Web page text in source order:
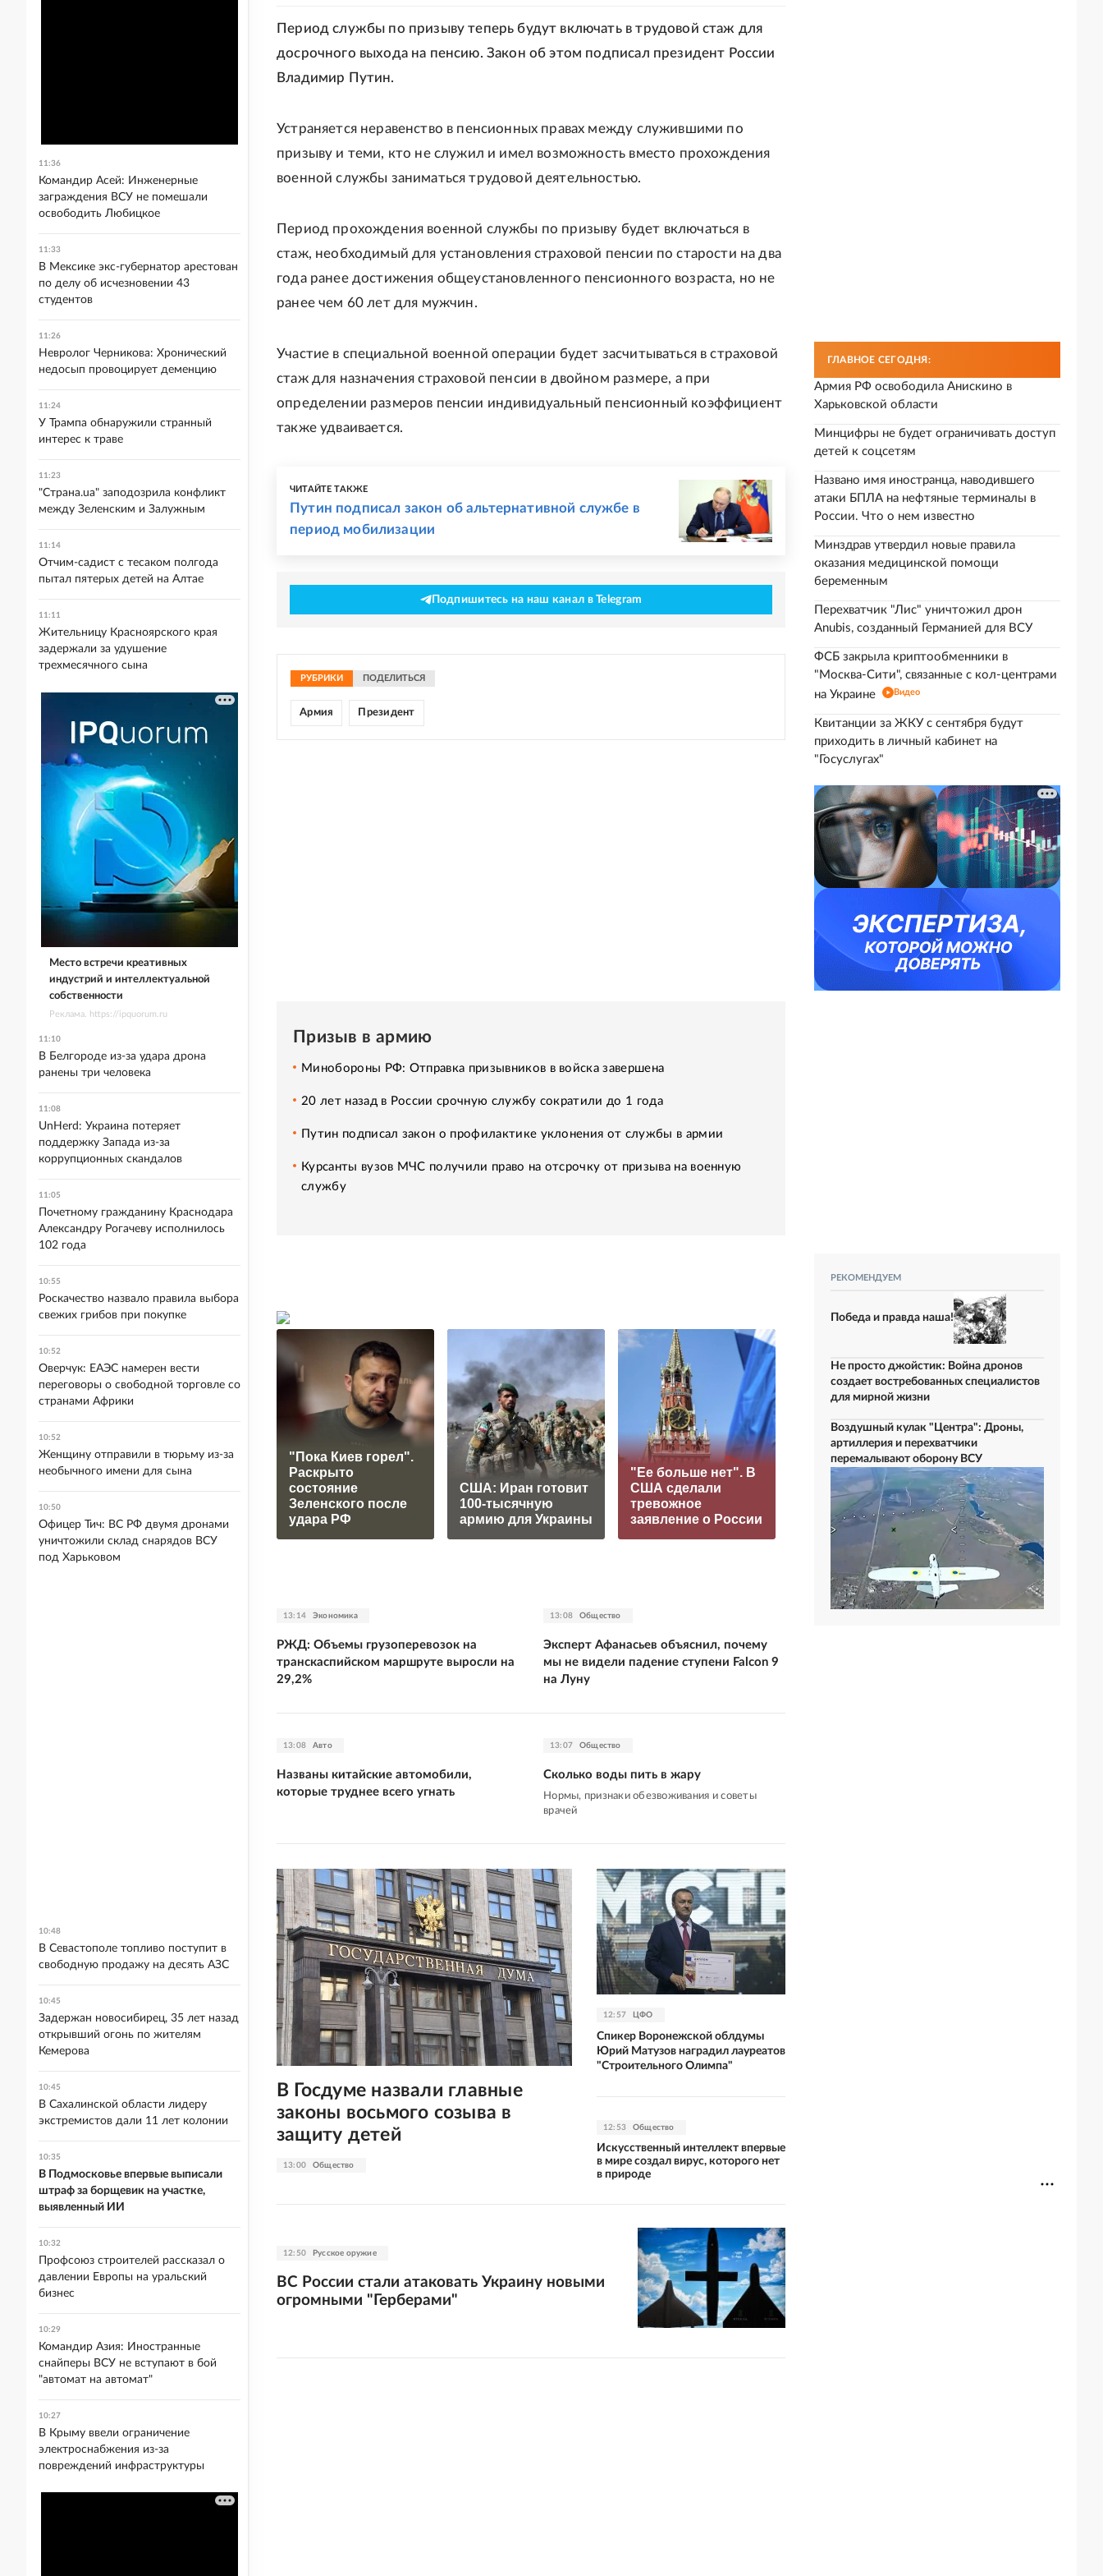
Период службы по призыву теперь будут включать в трудовой стаж для
досрочного выхода на пенсию. Закон об этом подписал президент России
Владимир Путин.
Устраняется неравенство в пенсионных правах между служившими по
призыву и теми, кто не служил и имел возможность вместо прохождения
военной службы заниматься трудовой деятельностью.
Период прохождения военной службы по призыву будет включаться в
стаж, необходимый для установления страховой пенсии по старости на два
года ранее достижения общеустановленного пенсионного возраста, но не
ранее чем 60 лет для мужчин.
Участие в специальной военной операции будет засчитываться в страховой
стаж для назначения страховой пенсии в двойном размере, а при
определении размеров пенсии индивидуальный пенсионный коэффициент
также удваивается.
ЧИТАЙТЕ ТАКЖЕ
Путин подписал закон об альтернативной службе в
период мобилизации
Подпишитесь на наш канал в Telegram
РУБРИКИ ПОДЕЛИТЬСЯ
Армия Президент
Призыв в армию
Минобороны РФ: Отправка призывников в войска завершена
20 лет назад в России срочную службу сократили до 1 года
Путин подписал закон о профилактике уклонения от службы в армии
Курсанты вузов МЧС получили право на отсрочку от призыва на военную
службу
"Пока Киев горел".
Раскрыто
состояние
Зеленского после
удара РФ
США: Иран готовит
100-тысячную
армию для Украины
"Ее больше нет". В
США сделали
тревожное
заявление о России
«Это конец всего»:
Захарова
прокомментировал
а фестиваль в
Юрмале
Вы побеждаете:
Трамп послал
ясный сигнал
России
13:14 Экономика
РЖД: Объемы грузоперевозок на
транскаспийском маршруте выросли на
29,2%
13:08 Общество
Эксперт Афанасьев объяснил, почему
мы не видели падение ступени Falcon 9
на Луну
13:08 Авто
Названы китайские автомобили,
которые труднее всего угнать
13:07 Общество
Сколько воды пить в жару
Нормы, признаки обезвоживания и советы
врачей
13:00 Общество
В Госдуме назвали главные
законы восьмого созыва в
защиту детей
12:57 ЦФО
Спикер Воронежской облдумы
Юрий Матузов наградил лауреатов
"Строительного Олимпа"
12:53 Общество
Искусственный интеллект впервые
в мире создал вирус, которого нет
в природе
12:50 Русское оружие
ВС России стали атаковать Украину новыми
огромными "Герберами"
ГЛАВНОЕ СЕГОДНЯ:
Армия РФ освободила Анискино в
Харьковской области
Минцифры не будет ограничивать доступ
детей к соцсетям
Названо имя иностранца, наводившего
атаки БПЛА на нефтяные терминалы в
России. Что о нем известно
Минздрав утвердил новые правила
оказания медицинской помощи
беременным
Перехватчик "Лис" уничтожил дрон
Anubis, созданный Германией для ВСУ
ФСБ закрыла криптообменники в
"Москва-Сити", связанные с кол-центрами
на Украине
Видео
Квитанции за ЖКУ с сентября будут
приходить в личный кабинет на
"Госуслугах"
РЕКОМЕНДУЕМ
Победа и правда наша!
Не просто джойстик: Война дронов
создает востребованных специалистов
для мирной жизни
Воздушный кулак "Центра": Дроны,
артиллерия и перехватчики
перемалывают оборону ВСУ
11:36
Командир Асей: Инженерные
заграждения ВСУ не помешали
освободить Любицкое
11:33
В Мексике экс-губернатор арестован
по делу об исчезновении 43
студентов
11:26
Невролог Черникова: Хронический
недосып провоцирует деменцию
11:24
У Трампа обнаружили странный
интерес к траве
11:23
"Страна.ua" заподозрила конфликт
между Зеленским и Залужным
11:14
Отчим-садист с тесаком полгода
пытал пятерых детей на Алтае
11:11
Жительницу Красноярского края
задержали за удушение
трехмесячного сына
Место встречи креативных
индустрий и интеллектуальной
собственности
Реклама. https://ipquorum.ru
11:10
В Белгороде из-за удара дрона
ранены три человека
11:08
UnHerd: Украина потеряет
поддержку Запада из-за
коррупционных скандалов
11:05
Почетному гражданину Краснодара
Александру Рогачеву исполнилось
102 года
10:55
Роскачество назвало правила выбора
свежих грибов при покупке
10:52
Оверчук: ЕАЭС намерен вести
переговоры о свободной торговле со
странами Африки
10:52
Женщину отправили в тюрьму из-за
необычного имени для сына
10:50
Офицер Тич: ВС РФ двумя дронами
уничтожили склад снарядов ВСУ
под Харьковом
10:48
В Севастополе топливо поступит в
свободную продажу на десять АЗС
10:45
Задержан новосибирец, 35 лет назад
открывший огонь по жителям
Кемерова
10:45
В Сахалинской области лидеру
экстремистов дали 11 лет колонии
10:35
В Подмосковье впервые выписали
штраф за борщевик на участке,
выявленный ИИ
10:32
Профсоюз строителей рассказал о
давлении Европы на уральский
бизнес
10:29
Командир Азия: Иностранные
снайперы ВСУ не вступают в бой
"автомат на автомат"
10:27
В Крыму ввели ограничение
электроснабжения из-за
повреждений инфраструктуры